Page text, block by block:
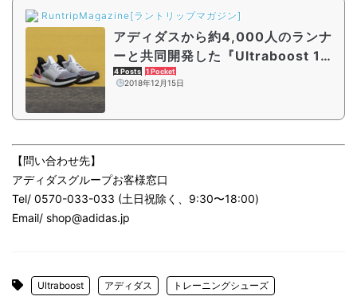
RuntripMagazine[ラントリップマガジン]
アディダスから約4,000人のランナ
ーと共同開発した『Ultraboost 1
9』が200足限定で発売開始！
4 Posts 1 Pocket
2018年12月15日
【問い合わせ先】
アディダスグループお客様窓口
Tel/ 0570-033-033 (土日祝除く、9:30〜18:00)
Email/ shop@adidas.jp
Ultraboost アディダス トレーニングシューズ